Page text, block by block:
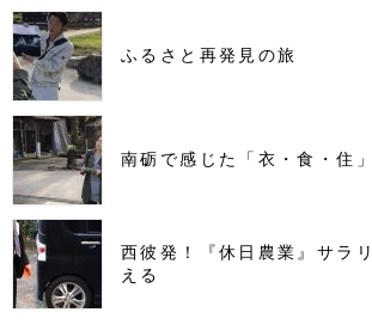
ふるさと再発見の旅
南砺で感じた「衣・食・住」
西彼発！『休日農業』サラ
える